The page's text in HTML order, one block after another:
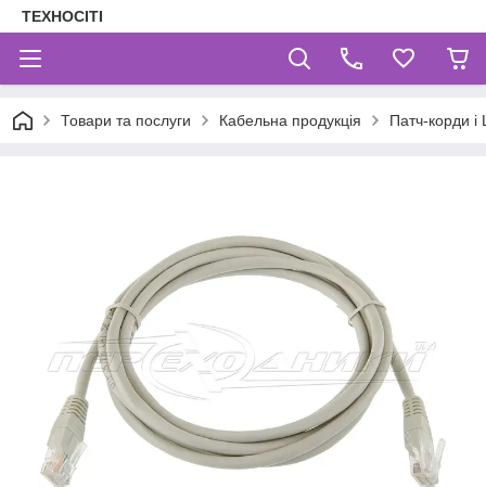
ТЕХНОСІТІ
Товари та послуги Кабельна продукція Патч-корди і